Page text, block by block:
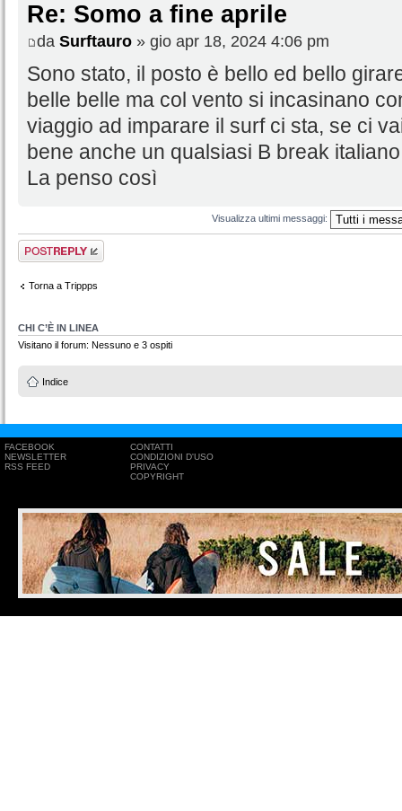
Re: Somo a fine aprile
da Surftauro » gio apr 18, 2024 4:06 pm
Sono stato, il posto è bello ed bello
belle belle ma col vento si incasinano
viaggio ad imparare il surf ci sta, se ci
bene anche un qualsiasi B break
La penso così
Visualizza ultimi messaggi:
Rispondi al
messaggio
Torna a Trippps
CHI C’È IN LINEA
Visitano il forum: Nessuno e 3 ospiti
Indice
FACEBOOK
NEWSLETTER
RSS FEED
CONTATTI
CONDIZIONI D'USO
PRIVACY
COPYRIGHT